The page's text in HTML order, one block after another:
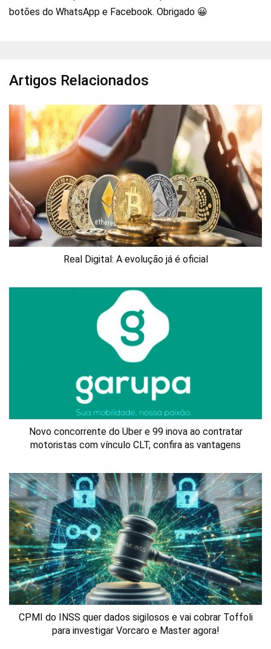
botões do WhatsApp e Facebook. Obrigado 😀
Artigos Relacionados
Real Digital: A evolução já é oficial
Novo concorrente do Uber e 99 inova ao contratar
motoristas com vínculo CLT, confira as vantagens
CPMI do INSS quer dados sigilosos e vai cobrar Toffoli
para investigar Vorcaro e Master agora!